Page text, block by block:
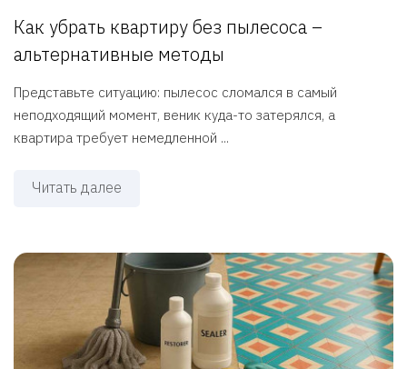
Как убрать квартиру без пылесоса –
альтернативные методы
Представьте ситуацию: пылесос сломался в самый
неподходящий момент, веник куда-то затерялся, а
квартира требует немедленной ...
Читать далее